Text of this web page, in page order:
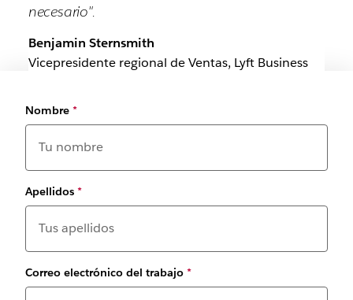
necesario".
Benjamin Sternsmith
Vicepresidente regional de Ventas, Lyft Business
Nombre *
Apellidos *
Correo electrónico del trabajo *